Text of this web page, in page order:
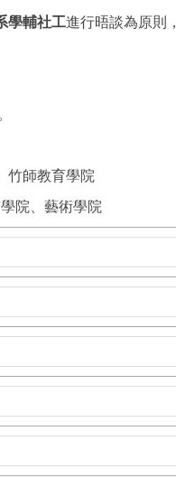
學輔社工進行晤談為原則，
竹師教育學院
院、藝術學院